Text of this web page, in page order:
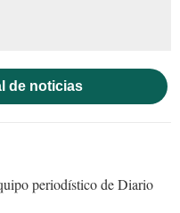
de noticias
periodístico de Diario